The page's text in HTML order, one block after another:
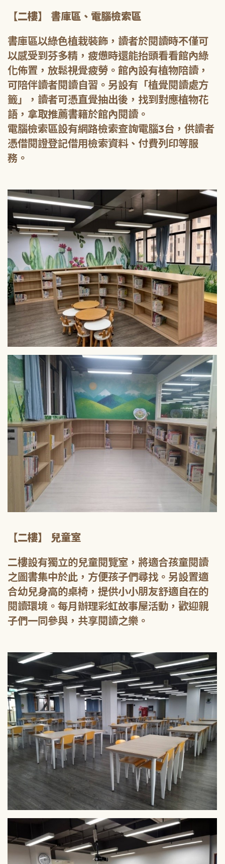
【二樓】 書庫區、電腦檢索區
書庫區以綠色植栽裝飾，讀者於閱讀時不僅可
以感受到芬多精，疲憊時還能抬頭看看館內綠
化佈置，放鬆視覺疲勞。館內設有植物陪讀，
可陪伴讀者閱讀自習。另設有「植覺閱讀處方
籤」，讀者可憑直覺抽出後，找到對應植物花
語，拿取推薦書籍於館內閱讀。
電腦檢索區設有網路檢索查詢電腦3台，供讀者
憑借閱證登記借用檢索資料、付費列印等服
務。
【二樓】 兒童室
二樓設有獨立的兒童閱覽室，將適合孩童閱讀
之圖書集中於此，方便孩子們尋找。另設置適
合幼兒身高的桌椅，提供小小朋友舒適自在的
閱讀環境。每月辦理彩虹故事屋活動，歡迎親
子們一同參與，共享閱讀之樂。